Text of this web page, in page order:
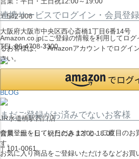
〒542-008
大阪府大阪市中央区西心斎橋1丁目6番14号
TEL:06-4708-3300
MAP
BLOG
JR水道橋駅西口店
営業：土・日・祝日のみ 12:00-18:00
〒101-0061
連携サービスでログイン・会員登録
Amazon.co.jpにご登録の情報を利用してロ
るお客様は、「Amazonアカウントでログイ
さい。
まだご登録がお済みでないお客様
会員登録をしていただきますと、二度目のお
す。
お気に入り商品をご登録いただけるなどお買